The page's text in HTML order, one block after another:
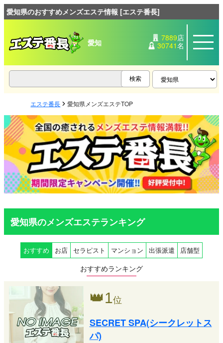
愛知県のおすすめメンズエステ情報 [エステ番長]
愛知 7889店
30741名
エステ番長 愛知県メンズエステTOP
愛知県のメンズエステランキング
おすすめ お店 セラピスト マンション 出張派遣 店舗型
おすすめランキング
👑1位
SECRET SPA(シークレットス
パ)